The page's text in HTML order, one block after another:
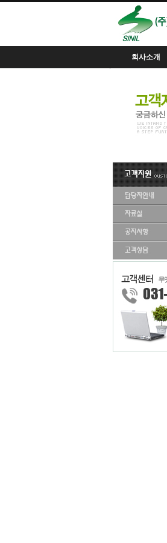
회사소개
경영이념
회사연혁
오시는길